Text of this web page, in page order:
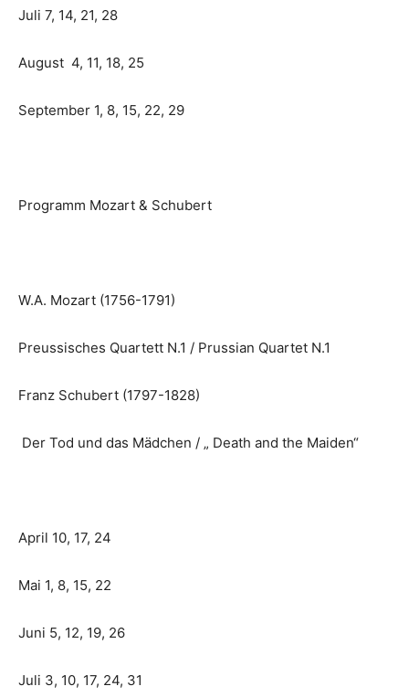
Juli 7, 14, 21, 28
August 4, 11, 18, 25
September 1, 8, 15, 22, 29
Programm Mozart & Schubert
W.A. Mozart (1756-1791)
Preussisches Quartett N.1 / Prussian Quartet N.1
Franz Schubert (1797-1828)
Der Tod und das Mädchen / „ Death and the Maiden“
April 10, 17, 24
Mai 1, 8, 15, 22
Juni 5, 12, 19, 26
Juli 3, 10, 17, 24, 31